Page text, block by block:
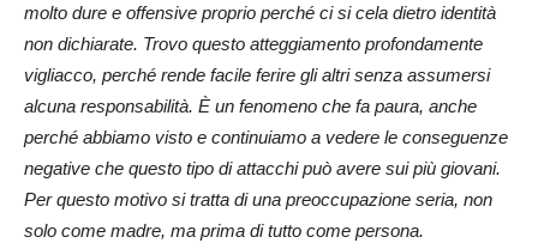
molto dure e offensive proprio perché ci si cela dietro identità
non dichiarate. Trovo questo atteggiamento profondamente
vigliacco, perché rende facile ferire gli altri senza assumersi
alcuna responsabilità. È un fenomeno che fa paura, anche
perché abbiamo visto e continuiamo a vedere le conseguenze
negative che questo tipo di attacchi può avere sui più giovani.
Per questo motivo si tratta di una preoccupazione seria, non
solo come madre, ma prima di tutto come persona.